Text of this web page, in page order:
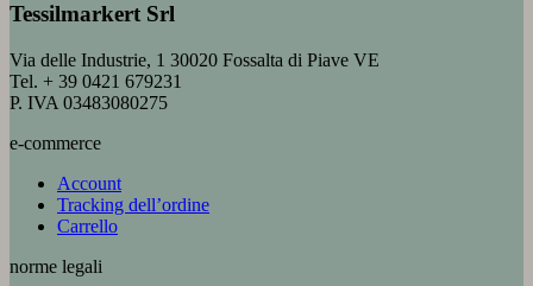
Tessilmarkert Srl
Via delle Industrie, 1 30020 Fossalta di Piave VE
Tel. + 39 0421 679231
P. IVA 03483080275
e-commerce
Account
Tracking dell’ordine
Carrello
norme legali